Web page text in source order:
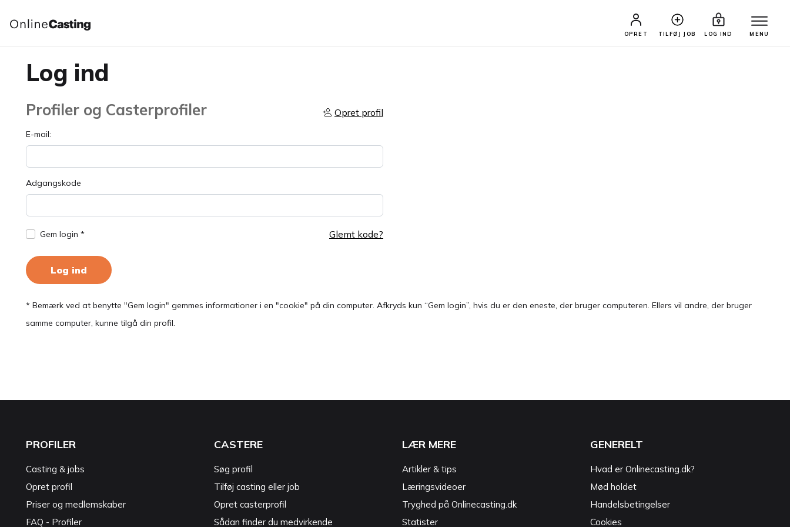
OPRET TILFØJ JOB LOG IND MENU
Log ind
Profiler og Casterprofiler Opret profil
E-mail:
Adgangskode
Gem login * Glemt kode?
Log ind
* Bemærk ved at benytte "Gem login" gemmes informationer i en "cookie" på din computer. Afkryds kun “Gem login”, hvis du er den eneste, der bruger computeren. Ellers vil andre, der bruger
samme computer, kunne tilgå din profil.
PROFILER
Casting & jobs
Opret profil
Priser og medlemskaber
FAQ - Profiler
CASTERE
Søg profil
Tilføj casting eller job
Opret casterprofil
Sådan finder du medvirkende
LÆR MERE
Artikler & tips
Læringsvideoer
Tryghed på Onlinecasting.dk
Statister
GENERELT
Hvad er Onlinecasting.dk?
Mød holdet
Handelsbetingelser
Cookies